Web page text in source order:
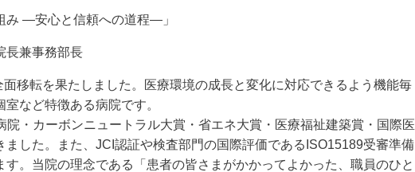
み ―安心と信頼への道程― 」
兼事務部長
移転を果たしました。
医療環境の成長と変化に対応できるよう機能毎
など特徴ある病院です。
院・ カーボンニュートラル大賞・省エネ大賞・医療福祉建築賞・ 国際医
した。
また、 JCI認証や検査部門の国際評価であるISO15189受審準備
。 当院の理念である「患者の皆さまがかかってよかった、 職員のひと